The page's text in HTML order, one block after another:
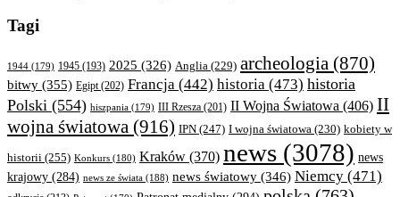
Tagi
1944 (179) 1945 (193) 2025 (326) Anglia (229) archeologia (870)
bitwy (355) Egipt(202) Francja (442) historia (473) historia
Polski (554) hiszpania (179) III Rzesza (201) II Wojna Światowa (406) II
wojna światowa (916) IPN (247) I wojna światowa (230) kobiety w
historii (255) Konkurs (180) Kraków (370) news (3078) news
krajowy (284) news ze świata (188) news światowy (346) Niemcy (471)